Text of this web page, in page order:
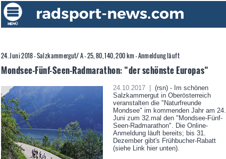
24. Juni 2018 - Salzkammergut/ A - 25, 80, 140, 200 km - Anmeldung läuft
Mondsee-Fünf-Seen-Radmarathon: “der schönste Europas“
24.10.2017 |
(rsn) - Im schönen
Salzkammergut in Oberösterreich
veranstalten die "Naturfreunde
Mondsee" im kommenden Jahr am 24.
Juni zum 32.mal den "Mondsee-Fünf-
Seen-Radmarathon". Die Online-
Anmeldung läuft bereits; bis 31.
Dezember gibt's Frühbucher-Rabatt
(siehe Link hier unten).